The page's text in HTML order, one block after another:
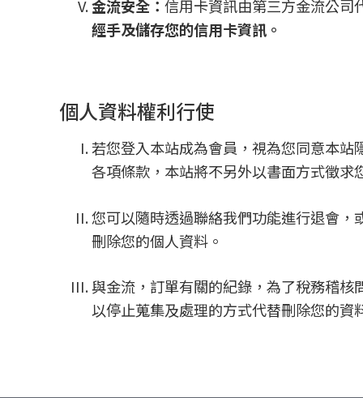
金流安全： 信用卡資訊由第三方金流公司
經手及儲存您的信用卡資訊。
個人資料權利行使
若您登入本站成為會員，視為您同意本站
各項條款，本站將不另外以書面方式徵求
您可以隨時透過聯絡我們功能進行退會，
刪除您的個人資料。
與金流，訂單有關的紀錄，為了稅務稽核
以停止蒐集及處理的方式代替刪除您的資